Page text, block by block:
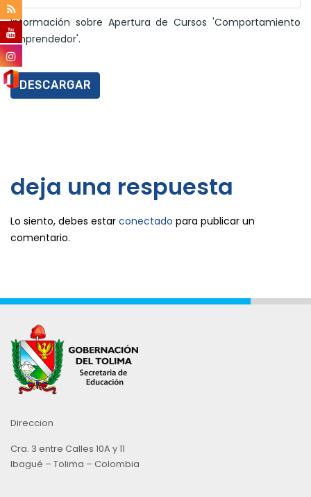
Información sobre Apertura de Cursos 'Comportamiento
Emprendedor'.
DESCARGAR
deja una respuesta
Lo siento, debes estar conectado para publicar un
comentario.
Direccion
Cra. 3 entre Calles 10A y 11
Ibagué – Tolima – Colombia